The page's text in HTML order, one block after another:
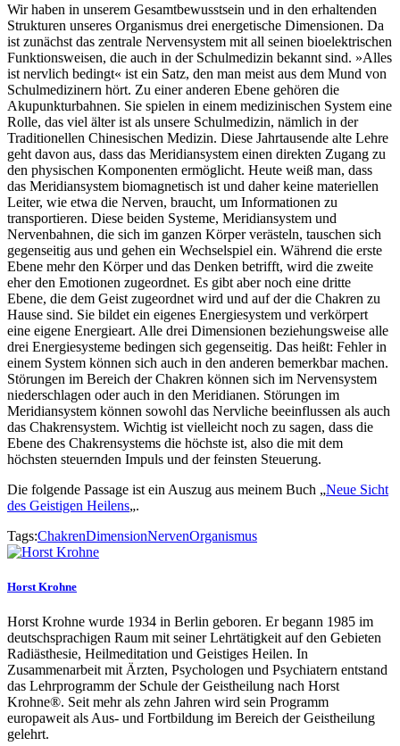
Wir haben in unserem Gesamtbewusstsein und in den erhaltenden
Strukturen unseres Organismus drei energetische Dimensionen. Da
ist zunächst das zentrale Nervensystem mit all seinen bioelektrischen
Funktionsweisen, die auch in der Schulmedizin bekannt sind. »Alles
ist nervlich bedingt« ist ein Satz, den man meist aus dem Mund von
Schulmedizinern hört. Zu einer anderen Ebene gehören die
Akupunkturbahnen. Sie spielen in einem medizinischen System eine
Rolle, das viel älter ist als unsere Schulmedizin, nämlich in der
Traditionellen Chinesischen Medizin. Diese Jahrtausende alte Lehre
geht davon aus, dass das Meridiansystem einen direkten Zugang zu
den physischen Komponenten ermöglicht. Heute weiß man, dass
das Meridiansystem biomagnetisch ist und daher keine materiellen
Leiter, wie etwa die Nerven, braucht, um Informationen zu
transportieren. Diese beiden Systeme, Meridiansystem und
Nervenbahnen, die sich im ganzen Körper verästeln, tauschen sich
gegenseitig aus und gehen ein Wechselspiel ein. Während die erste
Ebene mehr den Körper und das Denken betrifft, wird die zweite
eher den Emotionen zugeordnet. Es gibt aber noch eine dritte
Ebene, die dem Geist zugeordnet wird und auf der die Chakren zu
Hause sind. Sie bildet ein eigenes Energiesystem und verkörpert
eine eigene Energieart. Alle drei Dimensionen beziehungsweise alle
drei Energiesysteme bedingen sich gegenseitig. Das heißt: Fehler in
einem System können sich auch in den anderen bemerkbar machen.
Störungen im Bereich der Chakren können sich im Nervensystem
niederschlagen oder auch in den Meridianen. Störungen im
Meridiansystem können sowohl das Nervliche beeinflussen als auch
das Chakrensystem. Wichtig ist vielleicht noch zu sagen, dass die
Ebene des Chakrensystems die höchste ist, also die mit dem
höchsten steuernden Impuls und der feinsten Steuerung.
Die folgende Passage ist ein Auszug aus meinem Buch „Neue Sicht
des Geistigen Heilens„.
Tags:ChakrenDimensionNervenOrganismus
Horst Krohne
Horst Krohne wurde 1934 in Berlin geboren. Er begann 1985 im
deutschsprachigen Raum mit seiner Lehrtätigkeit auf den Gebieten
Radiästhesie, Heilmeditation und Geistiges Heilen. In
Zusammenarbeit mit Ärzten, Psychologen und Psychiatern entstand
das Lehrprogramm der Schule der Geistheilung nach Horst
Krohne®. Seit mehr als zehn Jahren wird sein Programm
europaweit als Aus- und Fortbildung im Bereich der Geistheilung
gelehrt.